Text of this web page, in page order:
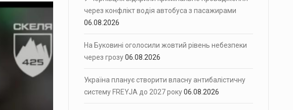
через конфлікт водія автобуса з пасажирами
06.08.2026
На Буковині оголосили жовтий рівень небезпеки
через грозу06.08.2026
Україна планує створити власну антибалістичну
систему FREYJA до 2027 року06.08.2026